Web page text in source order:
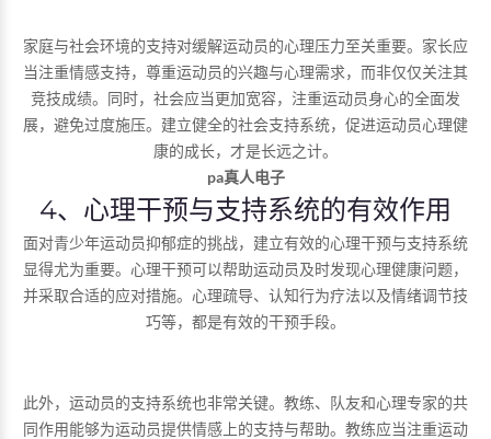
家庭与社会环境的支持对缓解运动员的心理压力至关重要。家长应
当注重情感支持，尊重运动员的兴趣与心理需求，而非仅仅关注其
竞技成绩。同时，社会应当更加宽容，注重运动员身心的全面发
展，避免过度施压。建立健全的社会支持系统，促进运动员心理健
康的成长，才是长远之计。
pa真人电子
4、心理干预与支持系统的有效作用
面对青少年运动员抑郁症的挑战，建立有效的心理干预与支持系统
显得尤为重要。心理干预可以帮助运动员及时发现心理健康问题，
并采取合适的应对措施。心理疏导、认知行为疗法以及情绪调节技
巧等，都是有效的干预手段。
此外，运动员的支持系统也非常关键。教练、队友和心理专家的共
同作用能够为运动员提供情感上的支持与帮助。教练应当注重运动